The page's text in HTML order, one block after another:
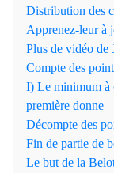
Distribution des
Apprenez-leur à
Plus de vidéo de
Compte des
I) Le minimum à
première donne
Décompte des
Fin de partie de
Le but de la